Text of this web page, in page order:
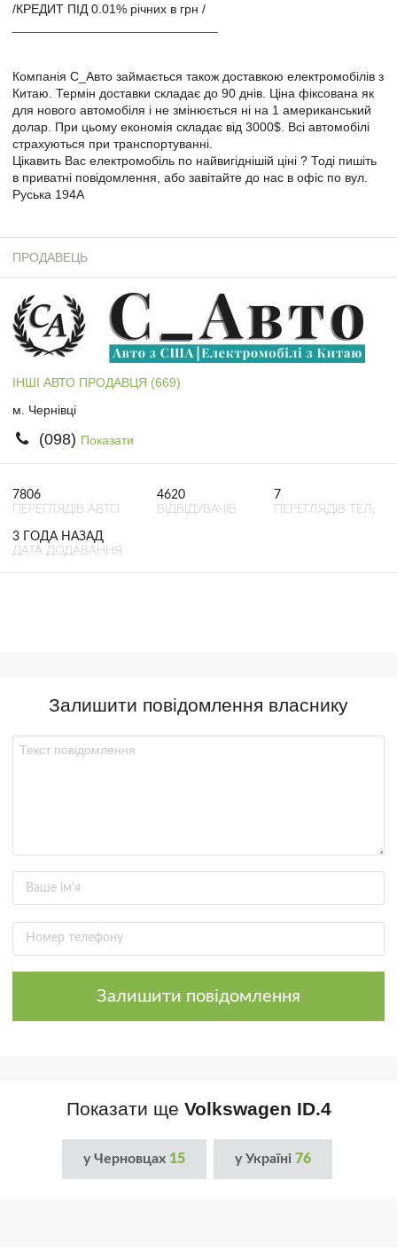
/КРЕДИТ ПІД 0.01% річних в грн /
Компанія С_Авто займається також доставкою електромобілів з
Китаю. Термін доставки складає до 90 днів. Ціна фіксована як
для нового автомобіля і не змінюється ні на 1 американський
долар. При цьому економія складає від 3000$. Всі автомобілі
страхуються при транспортуванні.
Цікавить Вас електромобіль по найвигіднішій ціні ? Тоді пишіть
в приватні повідомлення, або завітайте до нас в офіс по вул.
Руська 194А
ПРОДАВЕЦЬ
ІНШІ АВТО ПРОДАВЦЯ (669)
м. Чернівці
(098) Показати
7806
ПЕРЕГЛЯДІВ АВТО
4620
ВІДВІДУВАЧІВ
7
ПЕРЕГЛЯДІВ ТЕЛ.
3 ГОДА НАЗАД
ДАТА ДОДАВАННЯ
Залишити повідомлення власнику
Залишити повідомлення
Показати ще Volkswagen ID.4
у Черновцах 15 у Україні 76